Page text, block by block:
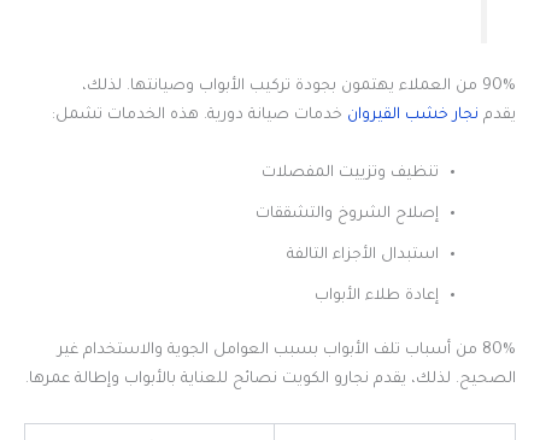
90% من العملاء يهتمون بجودة تركيب الأبواب وصيانتها. لذلك،
يقدم نجار خشب القيروان خدمات صيانة دورية. هذه الخدمات تشمل:
تنظيف وتزييت المفصلات
إصلاح الشروخ والتشققات
استبدال الأجزاء التالفة
إعادة طلاء الأبواب
80% من أسباب تلف الأبواب بسبب العوامل الجوية والاستخدام غير
الصحيح. لذلك، يقدم نجارو الكويت نصائح للعناية بالأبواب وإطالة عمرها.